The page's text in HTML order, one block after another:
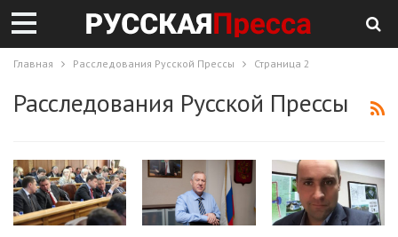
Главная Расследования Русской Прессы Страница 2
Расследования Русской Прессы